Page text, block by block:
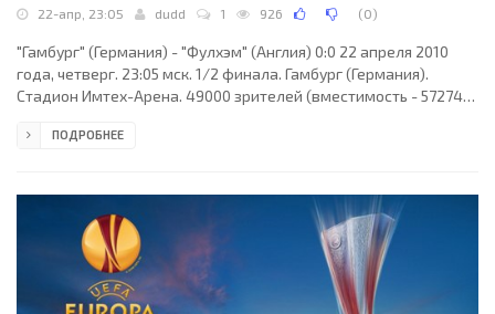
22-апр, 23:05 dudd 1 926 (0)
"Гамбург" (Германия) - "Фулхэм" (Англия) 0:0 22 апреля 2010
года, четверг. 23:05 мск. 1/2 финала. Гамбург (Германия).
Стадион Имтех-Арена. 49000 зрителей (вместимость - 57274).
Франк Рост, Йорис Матейсен, Деннис Аого, Жером Боатенг, Ги
Петрич, 72), Руд ван Нистелрой. Главный тренер - Бруно
Лаббадиа. "Фулхэм": Марк Шварцер,
ПОДРОБНЕЕ